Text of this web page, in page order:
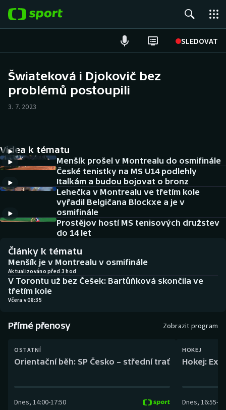
SLEDOVAT
Hokej
Cyklistika
DALŠÍ SPORTY
Americký fotbal
Baseball a softbal
Basketbal
Biatlon
Box
Curling
Florbal
NEPŘEHLÉDNĚTE
Historické návraty
Aplikace ČT sport
Šwiateková i Djokovič bez
problémů postoupili
3. 7. 2023
Videa k tématu
Menšík prošel v Montrealu do osmifinále
České tenistky na MS U14 podlehly
Italkám a budou bojovat o bronz
Lehečka v Montrealu ve třetím kole
vyřadil Belgičana Blockxe a je v
osmifinále
Prostějov hostí MS tenisových družstev
do 14 let
Články k tématu
Menšík je v Montrealu v osmifinále
Aktualizováno před 3 hod
V Torontu už bez Češek: Bartůňková skončila ve
třetím kole
Včera v 08:35
Přímé přenosy Zobrazit program
OSTATNÍ
Orientační běh: SP Česko – střední trať
Dnes, 14:00-17:50
HOKEJ
Hokej:
Dnes, 16:55-